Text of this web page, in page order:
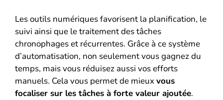
Les outils numériques favorisent la planification, le
suivi ainsi que le traitement des tâches
chronophages et récurrentes. Grâce à ce système
d’automatisation, non seulement vous gagnez du
temps, mais vous réduisez aussi vos efforts
manuels. Cela vous permet de mieux vous
focaliser sur les tâches à forte valeur ajoutée.